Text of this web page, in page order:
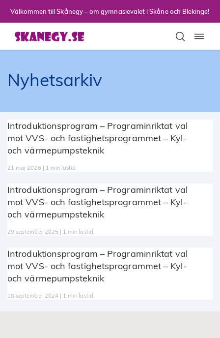
Välkommen till Skånegy – om gymnasievalet i Skåne och Blekinge!
Nyhetsarkiv
Introduktionsprogram – Programinriktat val
mot VVS- och fastighetsprogrammet – Kyl-
och värmepumpsteknik
21 maj 2026 | 1 min lästid
Introduktionsprogram – Programinriktat val
mot VVS- och fastighetsprogrammet – Kyl-
och värmepumpsteknik
29 september 2025 | 1 min lästid
Introduktionsprogram – Programinriktat val
mot VVS- och fastighetsprogrammet – Kyl-
och värmepumpsteknik
18 september 2024 | 1 min lästid